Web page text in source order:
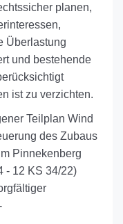
planen,
Überlastung
und bestehende
ist zu verzichten.
Teilplan Wind
des Zubaus
Pinnekenberg
- 12 KS 34/22)